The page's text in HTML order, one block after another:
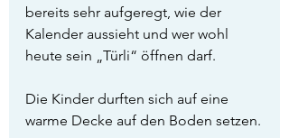
bereits sehr aufgeregt, wie der
Kalender aussieht und wer wohl
heute sein „Türli“ öffnen darf.
Die Kinder durften sich auf eine
warme Decke auf den Boden setzen.